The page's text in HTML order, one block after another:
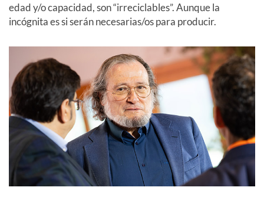
edad y/o capacidad, son “irreciclables”. Aunque la
incógnita es si serán necesarias/os para producir.